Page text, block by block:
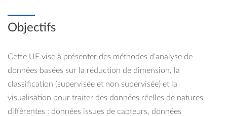
Objectifs
Cette UE vise à présenter des méthodes d'analyse de
données basées sur la réduction de dimension, la
classification (supervisée et non supervisée) et la
visualisation pour traiter des données réelles de natures
différentes : données issues de capteurs, données